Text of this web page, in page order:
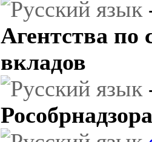
Агентства по
вкладов